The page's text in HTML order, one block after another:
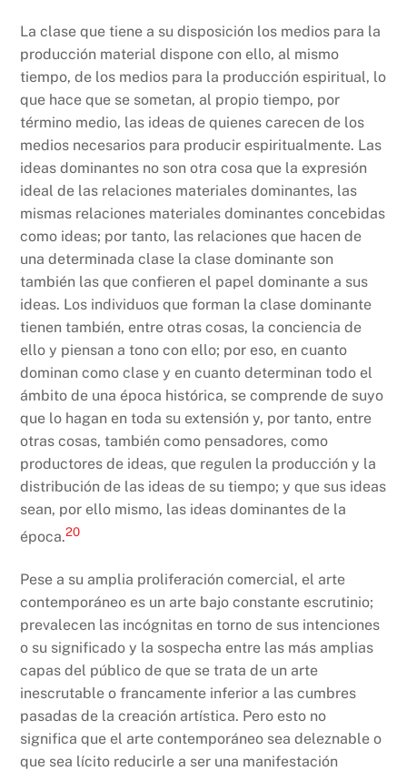
La clase que tiene a su disposición los medios para la
producción material dispone con ello, al mismo
tiempo, de los medios para la producción espiritual, lo
que hace que se sometan, al propio tiempo, por
término medio, las ideas de quienes carecen de los
medios necesarios para producir espiritualmente. Las
ideas dominantes no son otra cosa que la expresión
ideal de las relaciones materiales dominantes, las
mismas relaciones materiales dominantes concebidas
como ideas; por tanto, las relaciones que hacen de
una determinada clase la clase dominante son
también las que confieren el papel dominante a sus
ideas. Los individuos que forman la clase dominante
tienen también, entre otras cosas, la conciencia de
ello y piensan a tono con ello; por eso, en cuanto
dominan como clase y en cuanto determinan todo el
ámbito de una época histórica, se comprende de suyo
que lo hagan en toda su extensión y, por tanto, entre
otras cosas, también como pensadores, como
productores de ideas, que regulen la producción y la
distribución de las ideas de su tiempo; y que sus ideas
sean, por ello mismo, las ideas dominantes de la
época.20
Pese a su amplia proliferación comercial, el arte
contemporáneo es un arte bajo constante escrutinio;
prevalecen las incógnitas en torno de sus intenciones
o su significado y la sospecha entre las más amplias
capas del público de que se trata de un arte
inescrutable o francamente inferior a las cumbres
pasadas de la creación artística. Pero esto no
significa que el arte contemporáneo sea deleznable o
que sea lícito reducirle a ser una manifestación